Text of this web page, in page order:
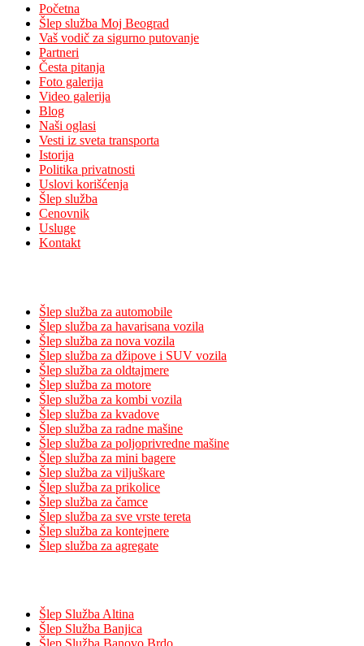
Početna
Šlep služba Moj Beograd
Vaš vodič za sigurno putovanje
Partneri
Česta pitanja
Foto galerija
Video galerija
Blog
Naši oglasi
Vesti iz sveta transporta
Istorija
Politika privatnosti
Uslovi korišćenja
Šlep služba
Cenovnik
Usluge
Kontakt
Šlep služba za automobile
Šlep služba za havarisana vozila
Šlep služba za nova vozila
Šlep služba za džipove i SUV vozila
Šlep služba za oldtajmere
Šlep služba za motore
Šlep služba za kombi vozila
Šlep služba za kvadove
Šlep služba za radne mašine
Šlep služba za poljoprivredne mašine
Šlep služba za mini bagere
Šlep služba za viljuškare
Šlep služba za prikolice
Šlep služba za čamce
Šlep služba za sve vrste tereta
Šlep služba za kontejnere
Šlep služba za agregate
Šlep Služba Altina
Šlep Služba Banjica